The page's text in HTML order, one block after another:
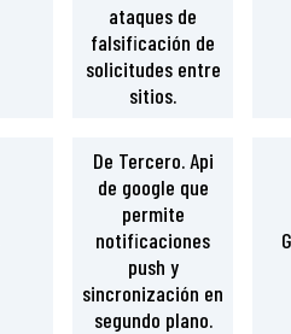
ataques de
falsificación de
solicitudes entre
sitios.
De Tercero. Api
de google que
permite
notificaciones
push y
sincronización en
segundo plano.